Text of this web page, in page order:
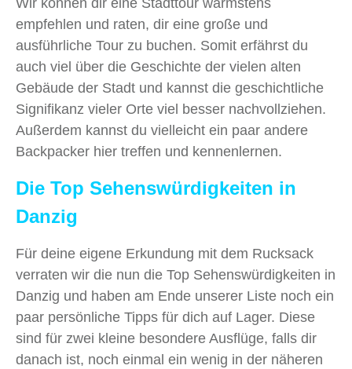
Wir können dir eine Stadttour wärmstens
empfehlen und raten, dir eine große und
ausführliche Tour zu buchen. Somit erfährst du
auch viel über die Geschichte der vielen alten
Gebäude der Stadt und kannst die geschichtliche
Signifikanz vieler Orte viel besser nachvollziehen.
Außerdem kannst du vielleicht ein paar andere
Backpacker hier treffen und kennenlernen.
Die Top Sehenswürdigkeiten in
Danzig
Für deine eigene Erkundung mit dem Rucksack
verraten wir die nun die Top Sehenswürdigkeiten ​in
Danzig und haben am Ende unserer Liste noch ein
paar persönliche Tipps für dich auf Lager. Diese
sind für zwei kleine besondere Ausflüge, falls dir
danach ist, noch einmal ein wenig in der näheren